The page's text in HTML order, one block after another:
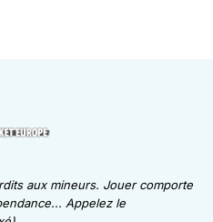
aux mineurs. Jouer comporte
Appelez le